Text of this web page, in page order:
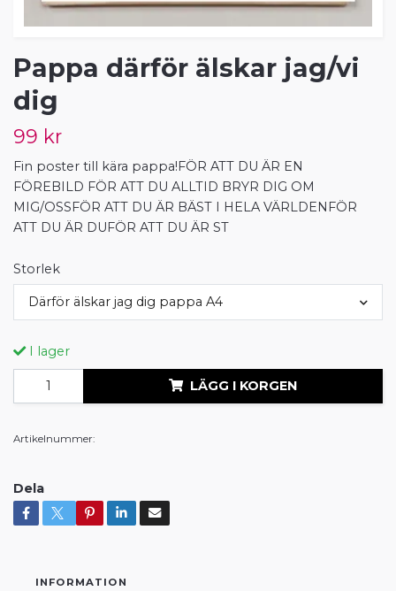
Pappa därför älskar jag/vi
dig
99 kr
Fin poster till kära pappa!FÖR ATT DU ÄR EN
FÖREBILD FÖR ATT DU ALLTID BRYR DIG OM
MIG/OSSFÖR ATT DU ÄR BÄST I HELA VÄRLDENFÖR
ATT DU ÄR DUFÖR ATT DU ÄR ST
Storlek
Därför älskar jag dig pappa A4
I lager
LÄGG I KORGEN
Artikelnummer:
Dela
INFORMATION